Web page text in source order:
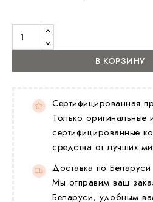
В КОРЗИНУ
Сертифицированная
Только оригинальные
сертифицированные
средства от лучших
Доставка по Беларуси
Мы отправим ваш
Беларуси, удобным